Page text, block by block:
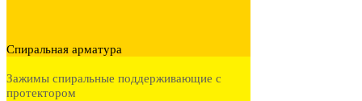
Спиральная арматура
Зажимы спиральные поддерживающие с
протектором